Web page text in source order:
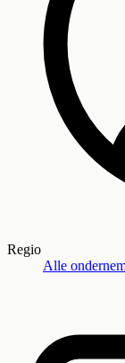
Regio
Alle